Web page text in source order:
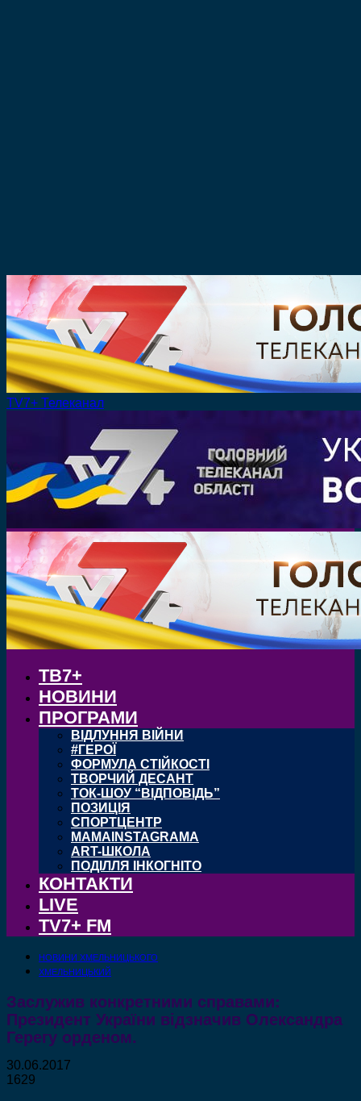
TV7+ Телеканал
ТВ7+
НОВИНИ
ПРОГРАМИ
ВІДЛУННЯ ВІЙНИ
#ГЕРОЇ
ФОРМУЛА СТІЙКОСТІ
ТВОРЧИЙ ДЕСАНТ
ТОК-ШОУ “ВІДПОВІДЬ”
ПОЗИЦІЯ
СПОРТЦЕНТР
MAMAINSTAGRAMA
ART-ШКОЛА
ПОДІЛЛЯ ІНКОГНІТО
КОНТАКТИ
LIVE
TV7+ FM
НОВИНИ ХМЕЛЬНИЦЬКОГО
ХМЕЛЬНИЦЬКИЙ
Заслужив конкретними справами:
Президент України відзначив Олександра
Герегу орденом.
30.06.2017
1629